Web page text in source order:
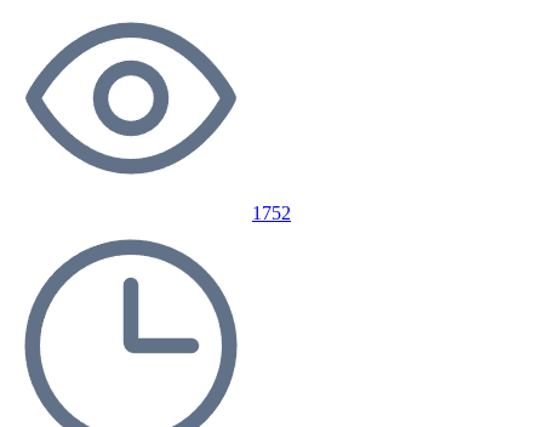
1752